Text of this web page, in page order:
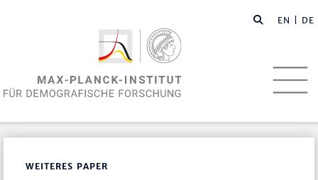
EN | DE
WEITERES PAPER